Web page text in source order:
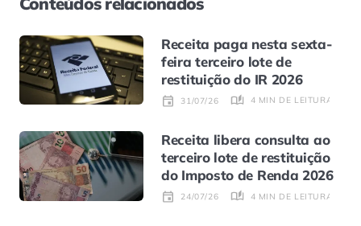
Receita paga nesta sexta-
feira terceiro lote de
restituição do IR 2026
31/07/26 4 MIN DE LEITURA
Receita libera consulta ao
terceiro lote de restituição
do Imposto de Renda 2026
24/07/26 4 MIN DE LEITURA